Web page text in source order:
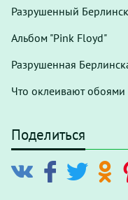
Разрушенный
Альбом "Pink Floyd"
Разрушенная
Что оклеивают обоями
Поделиться